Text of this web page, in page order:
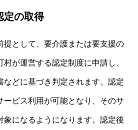
定の取得
提として、要介護または要支援の
が運営する認定制度に申請し、
などに基づき判定されます。認定
ービス利用が可能となり、そのサ
象になるようになります。認定後